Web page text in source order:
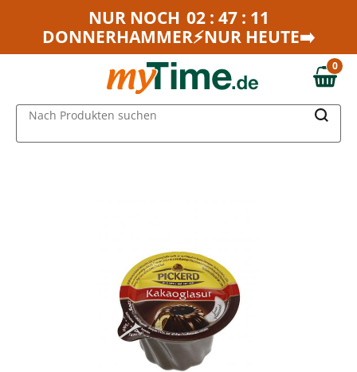
Zum Hauptinhalt springen
Zur Navigation springen
NUR NOCH 02 : 47 : 11
DONNERHAMMER⚡NUR HEUTE➡️
0,00 €
0
Nach Produkten suchen